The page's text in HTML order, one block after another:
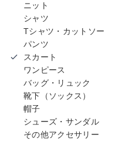
ニット
シャツ
Tシャツ・カットソー
パンツ
スカート
ワンピース
バッグ・リュック
靴下（ソックス）
帽子
シューズ・サンダル
その他アクセサリー